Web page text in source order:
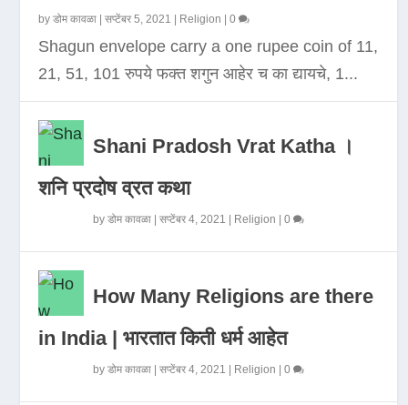
byडोम कावळा |सप्टेंबर 5, 2021 Religion |0
Shagun envelope carry a one rupee coin of 11,
21, 51, 101 रुपये फक्त शगुन आहेर च का द्यायचे, 1...
Shani Pradosh Vrat Katha ।
शनि प्रदोष व्रत कथा
byडोम कावळा |सप्टेंबर 4, 2021 Religion |0
How Many Religions are there
in India | भारतात किती धर्म आहेत
byडोम कावळा |सप्टेंबर 4, 2021 Religion |0